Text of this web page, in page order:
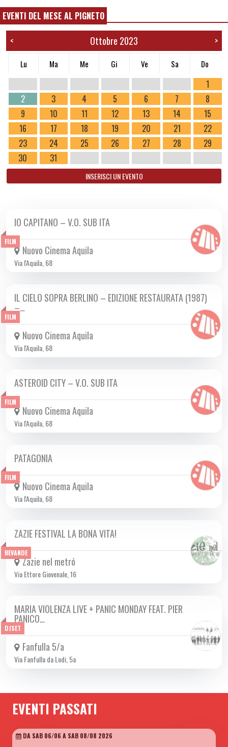
EVENTI DEL MESE AL PIGNETO
< Ottobre 2023 >
Lu Ma Me Gi Ve Sa Do
1
2
3 4 5 6 7
8
9
10 11 12 13 14
15
16
17 18 19 20 21
22
23
24 25 26 27 28
29
30
31
INSERISCI UN EVENTO
FILM
DA GIO 14/09 A MAR 10/10 2023
IO CAPITANO – V.O. SUB ITA
Nuovo Cinema Aquila
Via l'Aquila, 68
FILM
DA LUN 02/10 A MER 18/10 2023
IL CIELO SOPRA BERLINO – EDIZIONE RESTAURATA (1987)
–…
Nuovo Cinema Aquila
Via l'Aquila, 68
FILM
DA GIO 28/09 A MER 18/10 2023
ASTEROID CITY – V.O. SUB ITA
Nuovo Cinema Aquila
Via l'Aquila, 68
FILM
DA GIO 14/09 A MER 11/10 2023
PATAGONIA
Nuovo Cinema Aquila
Via l'Aquila, 68
BEVANDE
DA SAB 30/09 A VEN 06/10 2023
ZAZIE FESTIVAL LA BONA VITA!
Zazie nel metró
Via Ettore Giovenale, 16
DJSET
LUN 02/10 2023
MARIA VIOLENZA LIVE + PANIC MONDAY FEAT. PIER
PANICO…
Fanfulla 5/a
Via Fanfulla da Lodi, 5a
EVENTI PASSATI
DA SAB 06/06 A SAB 08/08 2026